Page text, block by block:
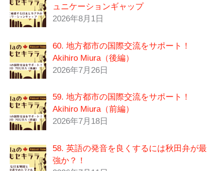
ュニケーションギャップ
2026年8月1日
60. 地方都市の国際交流をサポート！
Akihiro Miura（後編）
2026年7月26日
59. 地方都市の国際交流をサポート！
Akihiro Miura（前編）
2026年7月18日
58. 英語の発音を良くするには秋田弁が最
強か？！